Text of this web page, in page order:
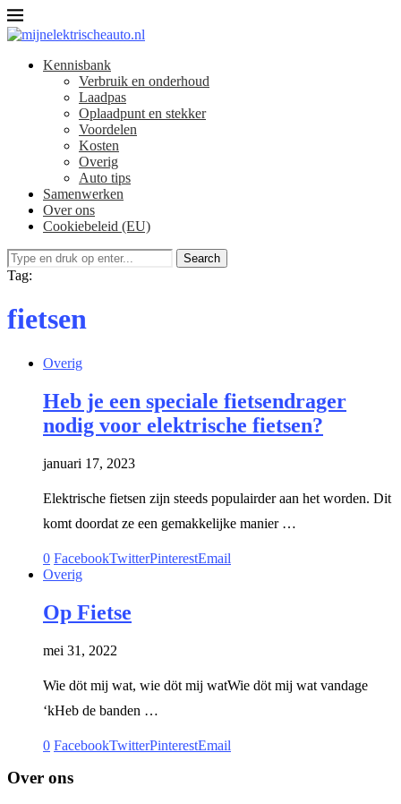
Kennisbank
Verbruik en onderhoud​
Laadpas
Oplaadpunt en stekker
Voordelen
Kosten
Overig
Auto tips
Samenwerken
Over ons
Cookiebeleid (EU)
Search
Tag:
fietsen
Overig
Heb je een speciale fietsendrager
nodig voor elektrische fietsen?
januari 17, 2023
Elektrische fietsen zijn steeds populairder aan het worden. Dit
komt doordat ze een gemakkelijke manier …
0 FacebookTwitterPinterestEmail
Overig
Op Fietse
mei 31, 2022
Wie döt mij wat, wie döt mij watWie döt mij wat vandage
‘kHeb de banden …
0 FacebookTwitterPinterestEmail
Over ons